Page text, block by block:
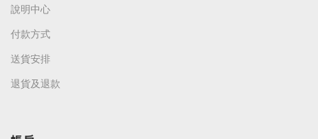
說明中心
付款方式
送貨安排
退貨及退款